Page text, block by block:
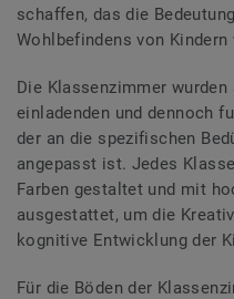
schaffen, das die
Wohlbefindens von
Die Klassenzimmer
einladenden und dennoch
der an die spezifischen
angepasst ist. Jedes
Farben gestaltet und mit
ausgestattet, um die
kognitive Entwicklung der
Für die Böden der